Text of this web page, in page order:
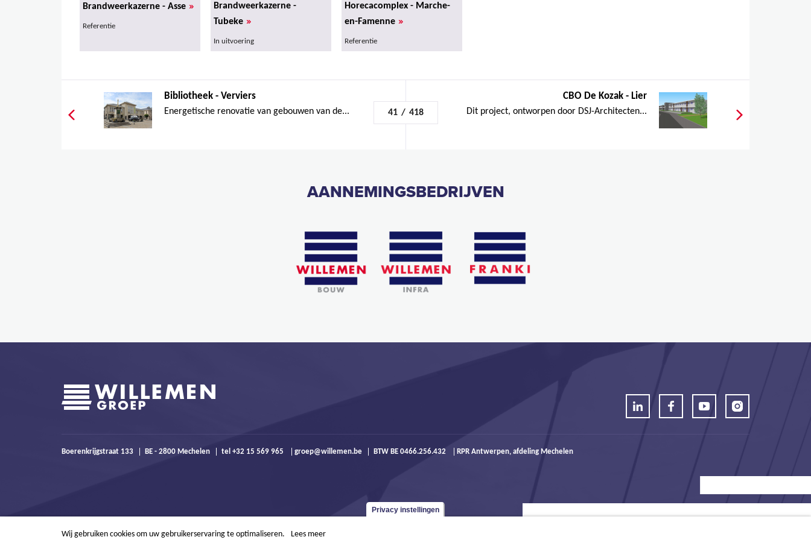
Brandweerkazerne - Asse »
Referentie
Brandweerkazerne -
Tubeke »
In uitvoering
Horecacomplex - Marche-
en-Famenne »
Referentie
Bibliotheek - Verviers
Energetische renovatie van gebouwen van de... 41 / 418
CBO De Kozak - Lier
Dit project, ontworpen door DSJ-Architecten...
AANNEMINGSBEDRIJVEN
Boerenkrijgstraat 133 BE - 2800 Mechelen tel +32 15 569 965 groep@willemen.be BTW BE 0466.256.432 RPR Antwerpen, afdeling Mechelen
Privacy instellingen
Wij gebruiken cookies om uw gebruikerservaring te optimaliseren. Lees meer